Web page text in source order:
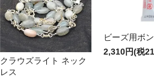
クラウズライト ネック
レス
ビーズ用ボ
2,310円(税